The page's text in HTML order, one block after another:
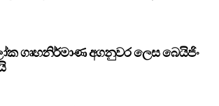
ගෘහනිර්මාණ අගනුවර ලෙස බෙයිජිං